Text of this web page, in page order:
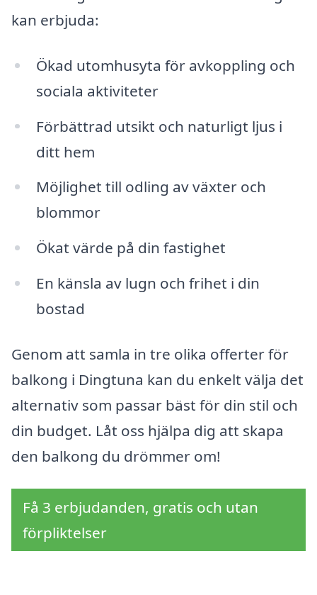
kan erbjuda:
Ökad utomhusyta för avkoppling och
sociala aktiviteter
Förbättrad utsikt och naturligt ljus i
ditt hem
Möjlighet till odling av växter och
blommor
Ökat värde på din fastighet
En känsla av lugn och frihet i din
bostad
Genom att samla in tre olika offerter för
balkong i Dingtuna kan du enkelt välja det
alternativ som passar bäst för din stil och
din budget. Låt oss hjälpa dig att skapa
den balkong du drömmer om!
Få 3 erbjudanden, gratis och utan
förpliktelser